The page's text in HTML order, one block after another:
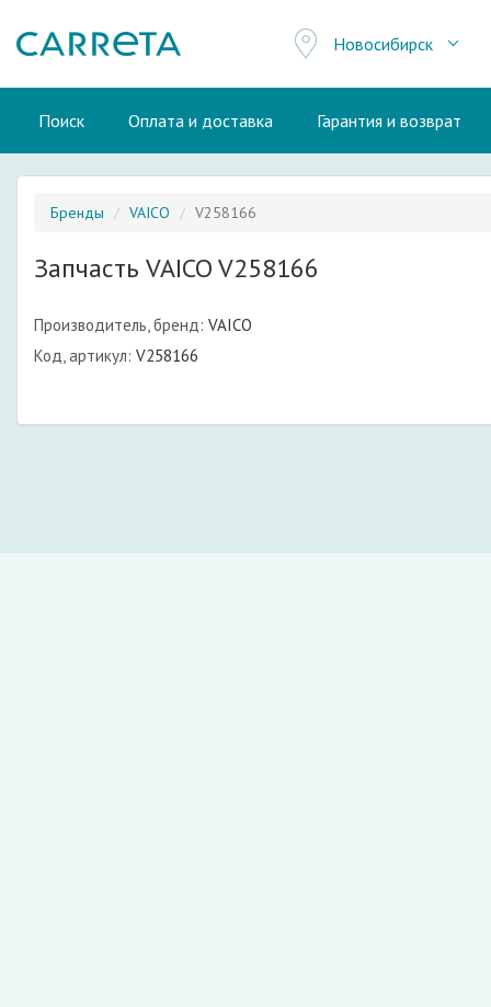
Новосибирск
Поиск Оплата и доставка Гарантия и возврат
Бренды VAICO V258166
Запчасть VAICO V258166
Производитель, бренд: VAICO
Код, артикул: V258166